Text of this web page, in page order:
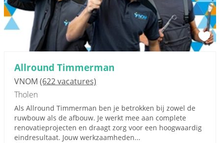
Allround Timmerman
VNOM (622 vacatures)
Tholen
Als Allround Timmerman ben je betrokken bij zowel de
ruwbouw als de afbouw. Je werkt mee aan complete
renovatieprojecten en draagt zorg voor een hoogwaardig
eindresultaat. Jouw werkzaamheden...